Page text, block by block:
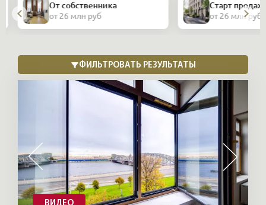
От собственника
от 26 млн руб
Старт продаж
от 26 млн руб